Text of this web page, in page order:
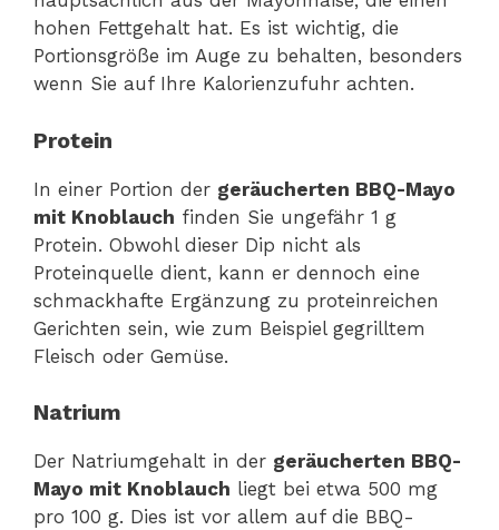
hohen Fettgehalt hat. Es ist wichtig, die
Portionsgröße im Auge zu behalten, besonders
wenn Sie auf Ihre Kalorienzufuhr achten.
Protein
In einer Portion der geräucherten BBQ-Mayo
mit Knoblauch finden Sie ungefähr 1 g
Protein. Obwohl dieser Dip nicht als
Proteinquelle dient, kann er dennoch eine
schmackhafte Ergänzung zu proteinreichen
Gerichten sein, wie zum Beispiel gegrilltem
Fleisch oder Gemüse.
Natrium
Der Natriumgehalt in der geräucherten BBQ-
Mayo mit Knoblauch liegt bei etwa 500 mg
pro 100 g. Dies ist vor allem auf die BBQ-